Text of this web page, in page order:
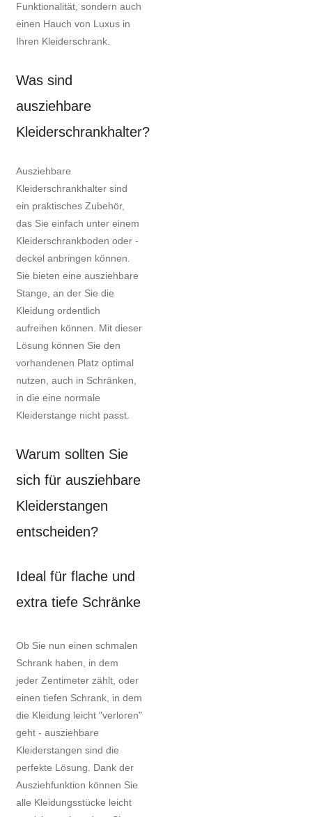
Funktionalität, sondern auch
einen Hauch von Luxus in
Ihren Kleiderschrank.
Was sind
ausziehbare
Kleiderschrankhalter?
Ausziehbare
Kleiderschrankhalter sind
ein praktisches Zubehör,
das Sie einfach unter einem
Kleiderschrankboden oder -
deckel anbringen können.
Sie bieten eine ausziehbare
Stange, an der Sie die
Kleidung ordentlich
aufreihen können. Mit dieser
Lösung können Sie den
vorhandenen Platz optimal
nutzen, auch in Schränken,
in die eine normale
Kleiderstange nicht passt.
Warum sollten Sie
sich für ausziehbare
Kleiderstangen
entscheiden?
Ideal für flache und
extra tiefe Schränke
Ob Sie nun einen schmalen
Schrank haben, in dem
jeder Zentimeter zählt, oder
einen tiefen Schrank, in dem
die Kleidung leicht "verloren"
geht - ausziehbare
Kleiderstangen sind die
perfekte Lösung. Dank der
Ausziehfunktion können Sie
alle Kleidungsstücke leicht